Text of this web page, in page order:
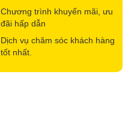
Chương trình khuyến mãi, ưu
đãi hấp dẫn
Dịch vụ chăm sóc khách hàng
tốt nhất.